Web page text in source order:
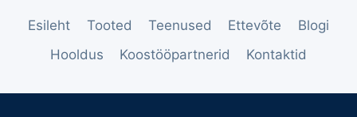
Esileht Tooted Teenused Ettevõte
Blogi
Hooldus
Koostööpartnerid Kontaktid